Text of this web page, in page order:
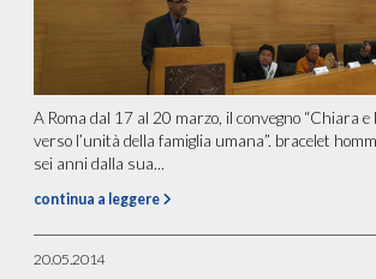
A Roma dal 17 al 20 marzo, il convegno “Chiara e
verso l’unità della famiglia umana”. bracelet
sei anni dalla sua...
continua a leggere
20.05.2014